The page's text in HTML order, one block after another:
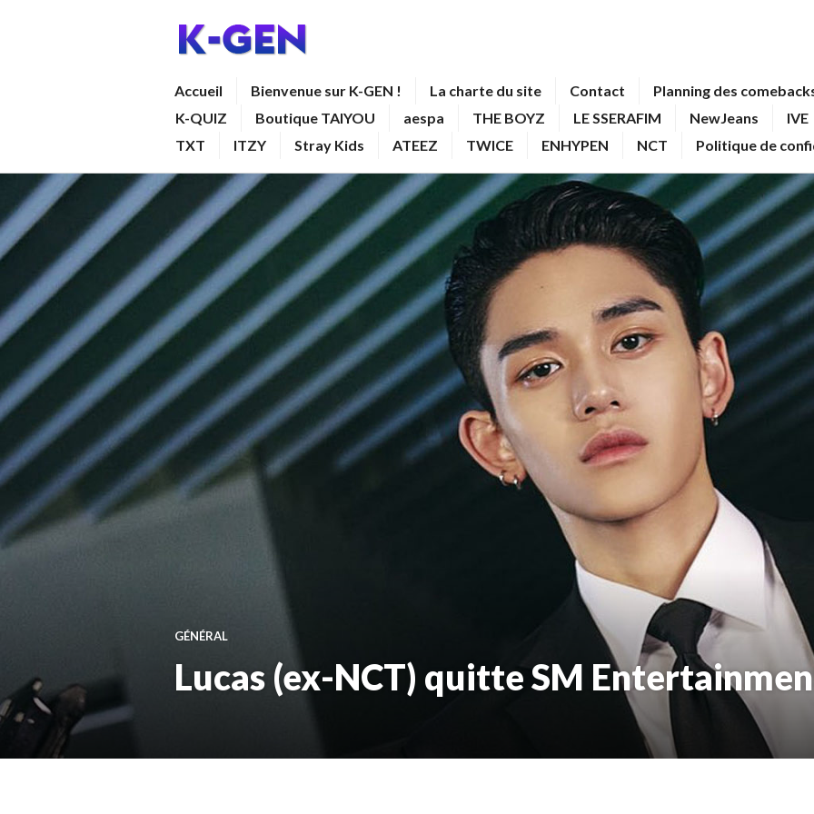
Accueil Bienvenue sur K-GEN ! La charte du site Contact
Planning des
K-QUIZ
Boutique TAIYOU aespa THE BOYZ LE SSERAFIM NewJeans
IVE
TXT
ITZY Stray Kids ATEEZ TWICE ENHYPEN NCT Politique de
GÉNÉRAL
Lucas (ex-NCT) quitte SM